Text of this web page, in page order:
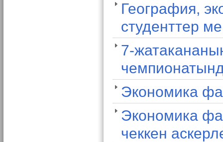
География,
студенттер
7-
Экономика
Экономика
чеккен